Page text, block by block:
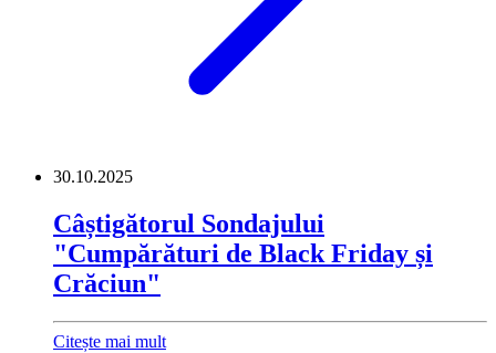
30.10.2025
Câștigătorul Sondajului
"Cumpărături de Black Friday și
Crăciun"
Citește mai mult